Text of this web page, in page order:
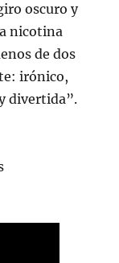
oscuro y
nicotina
de dos
irónico,
divertida”.